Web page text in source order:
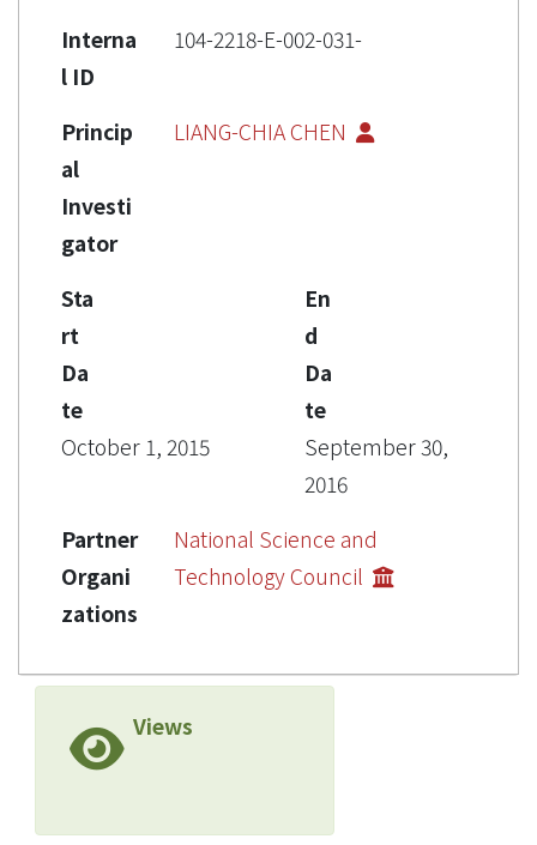
Interna
l ID
104-2218-E-002-031-
Princip
al
Investi
gator
LIANG-CHIA CHEN
Sta
rt
Da
te
October 1, 2015
En
d
Da
te
September 30,
2016
Partner
Organi
zations
National Science and
Technology Council
Views